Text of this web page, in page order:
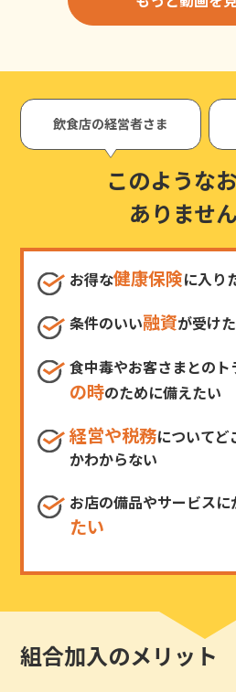
飲食店の経営者さま
このような
ありませ
お得な健康保険に入り
条件のいい融資が受け
食中毒やお客さまとのト
の時のために備えたい
経営や税務についてど
かわからない
お店の備品やサービスに
たい
組合加入のメリット